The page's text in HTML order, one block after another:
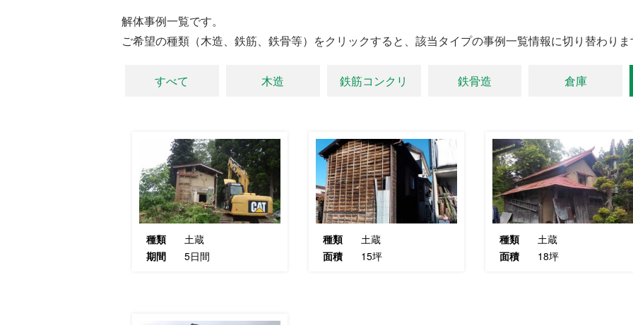
解体事例一覧です。
ご希望の種類（木造、鉄筋、鉄骨等）をクリックすると、該当タイプの事例一覧情報に切り替わり
すべて 木造 鉄筋コンクリ 鉄骨造 倉庫
種類
土蔵
期間
5日間
種類
土蔵
面積
15坪
種類
土蔵
面積
18坪